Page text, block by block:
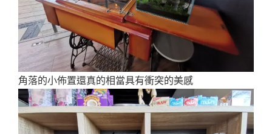
角落的小佈置還真的相當具有衝突的美感